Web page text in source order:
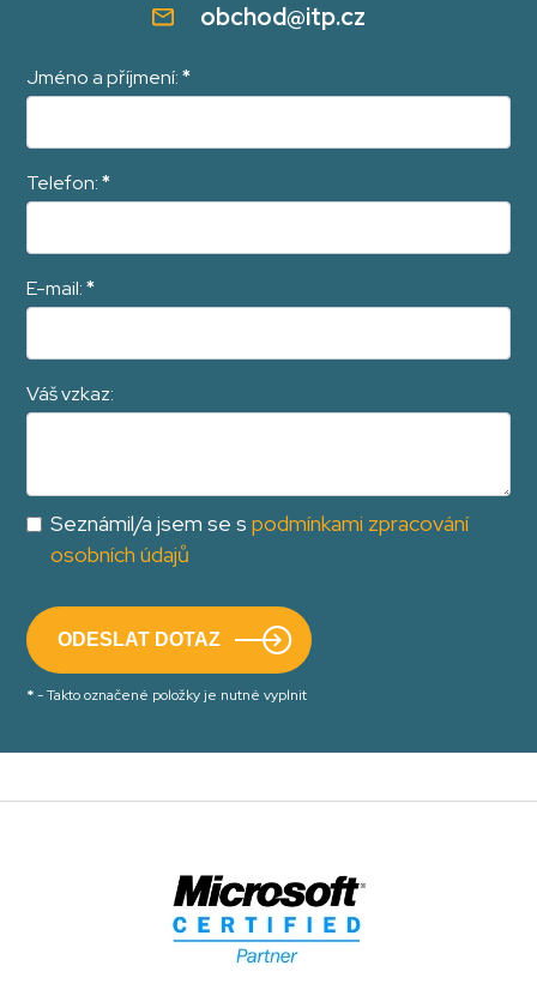
obchod@itp.cz
Jméno a příjmení:*
Telefon:*
E-mail:*
Váš vzkaz:
Seznámil/a jsem se spodmínkami zpracování
osobních údajů
*- Takto označené položky je nutné vyplnit